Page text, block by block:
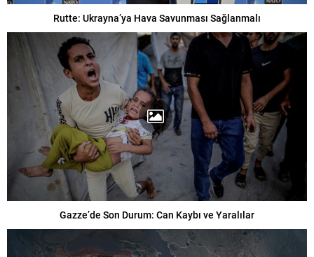
Rutte: Ukrayna’ya Hava Savunması Sağlanmalı
Gazze’de Son Durum: Can Kaybı ve Yaralılar